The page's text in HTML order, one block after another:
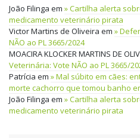
João Filinga em
Cartilha alerta
medicamento veterinário pirata
Victor Martins de Oliveira em
NÃO ao PL 3665/2024
MOACIRA KLOCKER MARTINS DE
Veterinária: Vote NÃO ao PL 3665/
Patrícia em
Mal súbito em cães:
morte cachorro que tomou banho
João Filinga em
Cartilha alerta
medicamento veterinário pirata